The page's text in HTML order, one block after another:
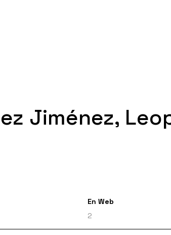
Jiménez,
En Web
2